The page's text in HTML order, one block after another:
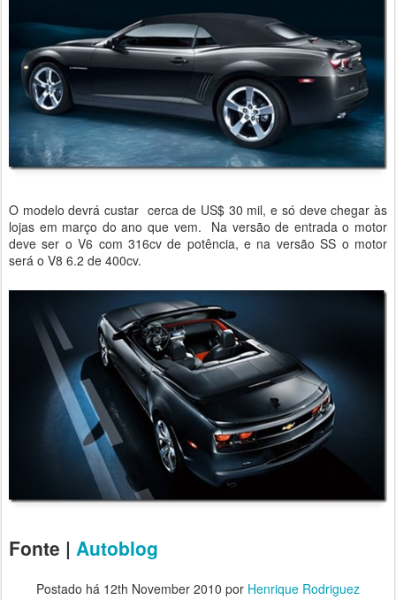
O modelo devrá custar cerca de US$ 30 mil, e só deve chegar às
lojas em março do ano que vem. Na versão de entrada o motor
deve ser o V6 com 316cv de potência, e na versão SS o motor
será o V8 6.2 de 400cv.
Fonte | Autoblog
Postado há 12th November 2010 por Henrique Rodriguez